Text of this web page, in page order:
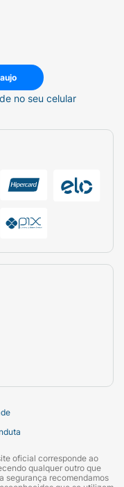
no seu celular
oficial corresponde ao
qualquer outro que
segurança recomendamos